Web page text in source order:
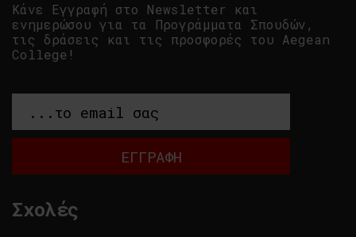
Σχολές
Κάνε Εγγραφή στο Newsletter και
ενημερώσου για τα Προγράμματα Σπουδών,
τις δράσεις και τις προσφορές του Aegean
College!